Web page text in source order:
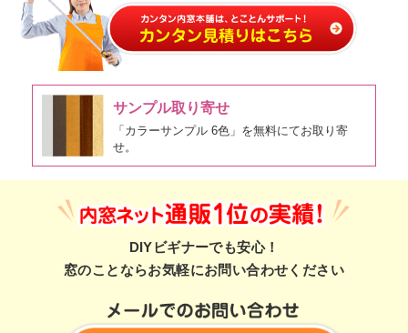
サンプル取り寄せ
「カラーサンプル 6色」を無料にてお取り寄
せ。
DIYビギナーでも安心！
窓のことならお気軽にお問い合わせください